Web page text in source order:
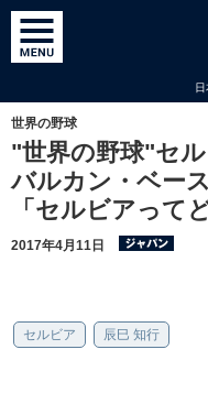
世界の野球
"世界の野球"セ
バルカン・ベー
「セルビアって
2017年4月11日
セルビア 辰巳 知行